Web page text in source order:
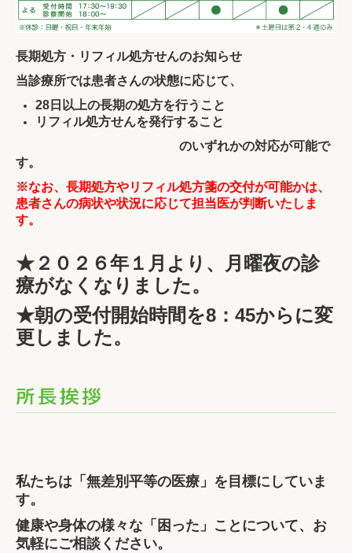
長期処方・リフィル処方せんのお知らせ
当診療所では患者さんの状態に応じて、
28日以上の長期の処方を行うこと
リフィル処方せんを発行すること
のいずれかの対応が可能で
す。
※なお、長期処方やリフィル処方箋の交付が可能かは、
患者さんの病状や状況に応じて担当医が判断いたしま
す。
★２０２６年１月より、月曜夜の診
療がなくなりました。
★朝の受付開始時間を8：45からに変
更しました。
私たちは「無差別平等の医療」を目標にしていま
す。
健康や身体の様々な「困った」ことについて、お
気軽にご相談ください。